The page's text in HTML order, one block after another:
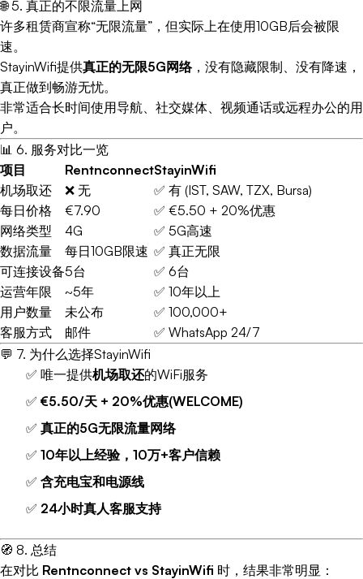
🌐 5. 真正的不限流量上网
许多租赁商宣称“无限流量”，但实际上在使用10GB后会被限
速。
StayinWifi提供真正的无限5G网络，没有隐藏限制、没有降速，
真正做到畅游无忧。
非常适合长时间使用导航、社交媒体、视频通话或远程办公的用
户。
📊 6. 服务对比一览
项目
RentnconnectStayinWifi
机场取还
❌ 无
✅ 有 (IST, SAW, TZX, Bursa)
每日价格
€7.90
✅ €5.50 + 20%优惠
网络类型
4G
✅ 5G高速
数据流量
每日10GB限速 ✅ 真正无限
可连接设备5台
✅ 6台
运营年限
~5年
✅ 10年以上
用户数量
未公布
✅ 100,000+
客服方式
邮件
✅ WhatsApp 24/7
💬 7. 为什么选择StayinWifi
✅ 唯一提供机场取还的WiFi服务
✅ €5.50/天 + 20%优惠(WELCOME)
✅ 真正的5G无限流量网络
✅ 10年以上经验，10万+客户信赖
✅ 含充电宝和电源线
✅ 24小时真人客服支持
🧭 8. 总结
在对比 Rentnconnect vs StayinWifi 时，结果非常明显：